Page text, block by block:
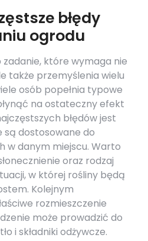
błędy
ogrodu
które wymaga nie
także przemyślenia wielu
osób popełnia typowe
na ostateczny efekt
błędów jest
są dostosowane do
w danym miejscu. Warto
oraz rodzaj
w której rośliny będą
Kolejnym
rozmieszczenie
może prowadzić do
i składniki odżywcze.